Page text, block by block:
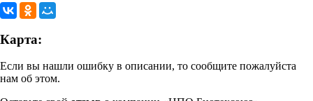
Карта:
Если вы нашли ошибку в описании, то сообщите пожалуйста
нам об этом.